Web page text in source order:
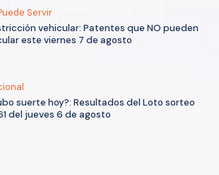
Servir
vehicular: Patentes que NO pueden
este viernes 7 de agosto
suerte hoy?: Resultados del Loto sorteo
del jueves 6 de agosto